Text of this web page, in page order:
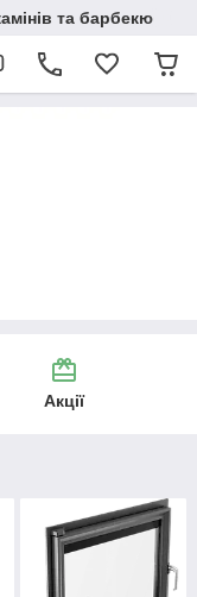
та барбекю
Акції